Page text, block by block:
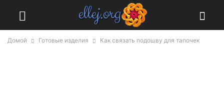
Домой Готовые изделия Как связать подошву для тапочек